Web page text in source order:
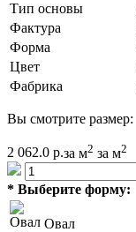
Тип основы
Фактура
Форма
Цвет
Фабрика
Вы смотрите размер:
2 062.0 р.за м2 за м2
* Выберите форму:
Овал